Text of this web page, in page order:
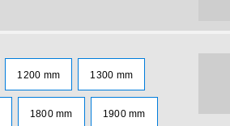
1200 mm 1300 mm
1800 mm 1900 mm